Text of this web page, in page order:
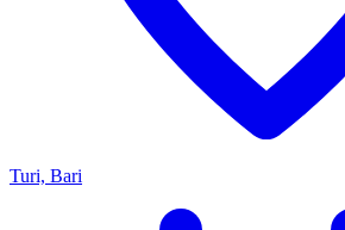
Turi, Bari